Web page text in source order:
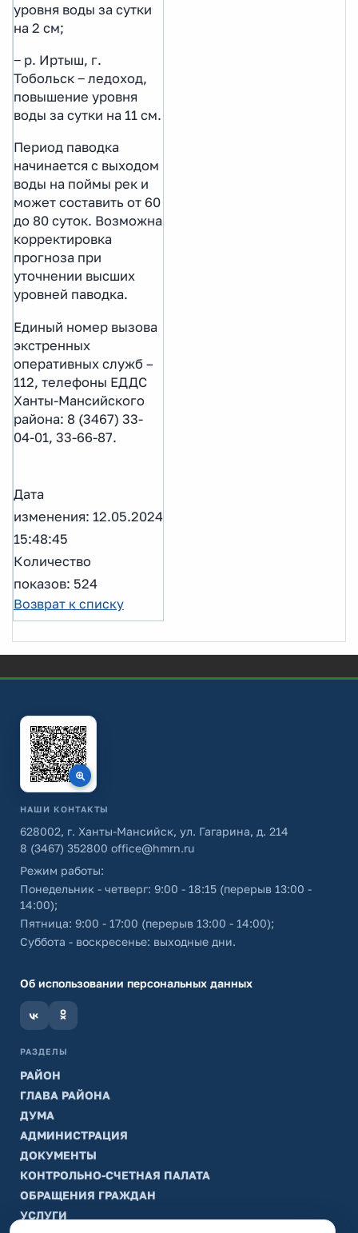
уровня воды за сутки
на 2 см;
‒ р. Иртыш, г.
Тобольск ‒ ледоход,
повышение уровня
воды за сутки на 11 см.
Период паводка
начинается с выходом
воды на поймы рек и
может составить от 60
до 80 суток. Возможна
корректировка
прогноза при
уточнении высших
уровней паводка.
Единый номер вызова
экстренных
оперативных служб –
112, телефоны ЕДДС
Ханты-Мансийского
района: 8 (3467) 33-
04-01, 33-66-87.
Дата
изменения: 12.05.2024
15:48:45
Количество
показов: 524
Возврат к списку
НАШИ КОНТАКТЫ
628002, г. Ханты-Мансийск, ул. Гагарина, д. 214
8 (3467) 352800 office@hmrn.ru
Режим работы:
Понедельник - четверг: 9:00 - 18:15 (перерыв 13:00 -
14:00);
Пятница: 9:00 - 17:00 (перерыв 13:00 - 14:00);
Суббота - воскресенье: выходные дни.
Об использовании персональных данных
РАЗДЕЛЫ
РАЙОН
ГЛАВА РАЙОНА
ДУМА
АДМИНИСТРАЦИЯ
ДОКУМЕНТЫ
КОНТРОЛЬНО-СЧЕТНАЯ ПАЛАТА
ОБРАЩЕНИЯ ГРАЖДАН
УСЛУГИ